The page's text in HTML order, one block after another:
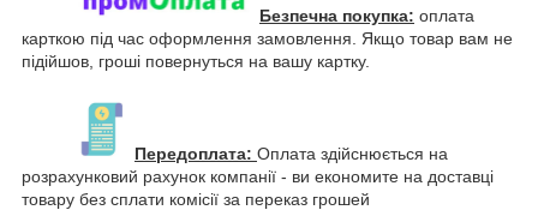
Безпечна покупка: оплата
карткою під час оформлення замовлення. Якщо товар вам не
підійшов, гроші повернуться на вашу картку.
Передоплата: Оплата здійснюється на
розрахунковий рахунок компанії - ви економите на доставці
товару без сплати комісії за переказ грошей